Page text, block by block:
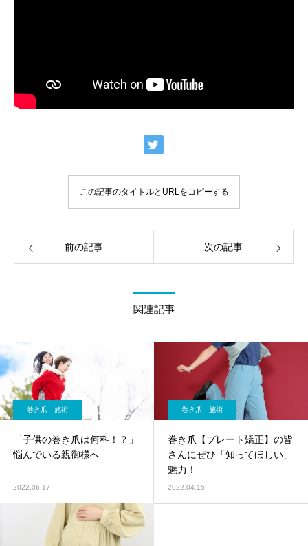
この記事のタイトルとURLをコピーする
前の記事 次の記事
関連記事
巻き爪 施術
「子供の巻き爪は何科！？」
悩んでいる親御様へ
2022.06.17
巻き爪 施術
巻き爪【プレート矯正】の皆
さんにぜひ「知ってほしい」
魅力！
2022.04.15